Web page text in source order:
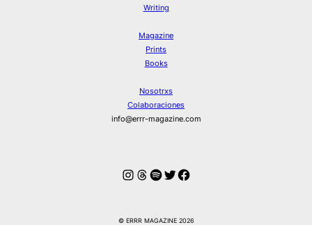
Writing
Magazine
Prints
Books
Nosotrxs
Colaboraciones
info@errr-magazine.com
Instagram
Hilos
Spotify
Twitter
Facebook
© ERRR MAGAZINE 2026